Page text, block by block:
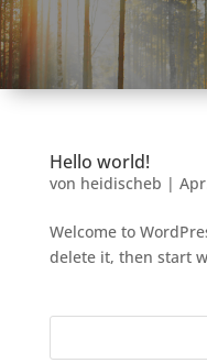
Hello world!
von heidischeb |
Welcome to
delete it, then start